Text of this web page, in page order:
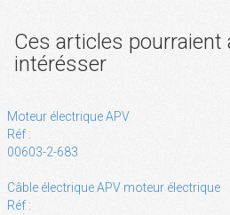
Ces articles pourraient
intérésser
Moteur électrique APV
Réf :
00603-2-683
Câble électrique APV moteur électrique
Réf :